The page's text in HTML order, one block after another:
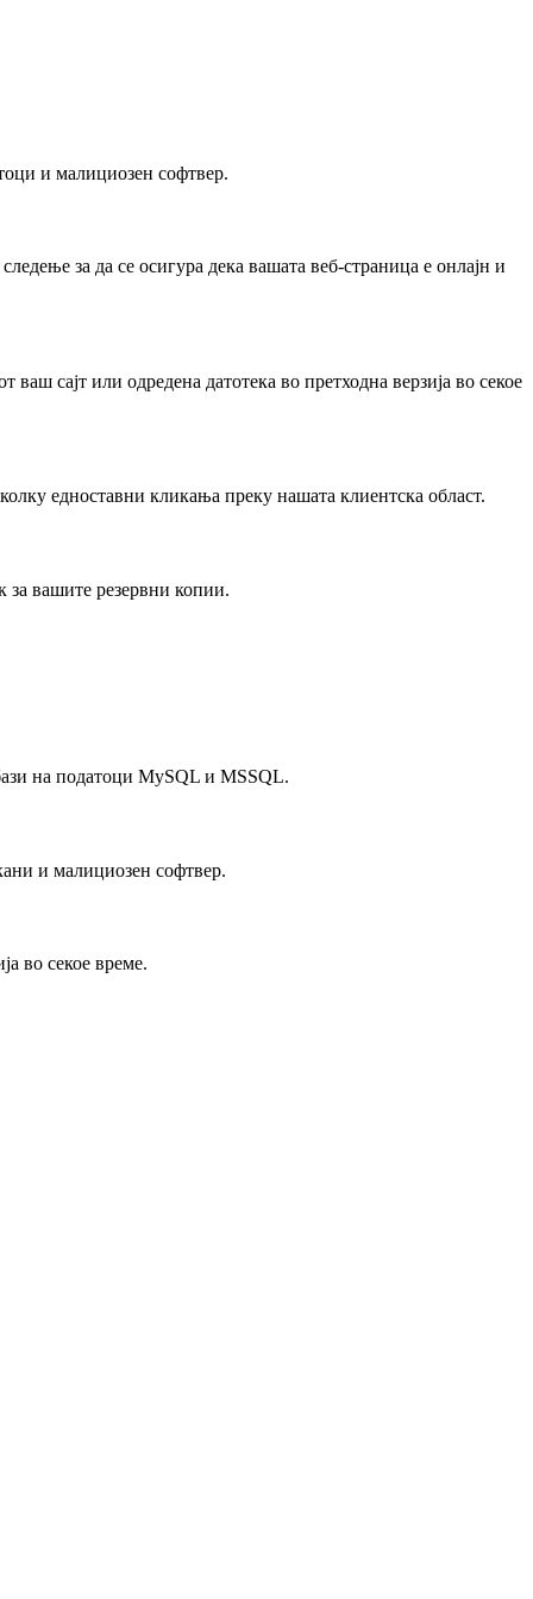
и малициозен софтвер.
за да се осигура дека вашата веб-страница е онлајн и
сајт или одредена датотека во претходна верзија во секое
едноставни кликања преку нашата клиентска област.
за вашите резервни копии.
на податоци MySQL и MSSQL.
и малициозен софтвер.
во секое време.